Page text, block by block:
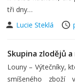
tři dny…
Lucie Steklá
Skupina zlodějů
Louny – Výtečníky,
smíšeného zboží